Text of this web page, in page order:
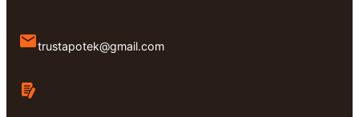
trustapotek@gmail.com